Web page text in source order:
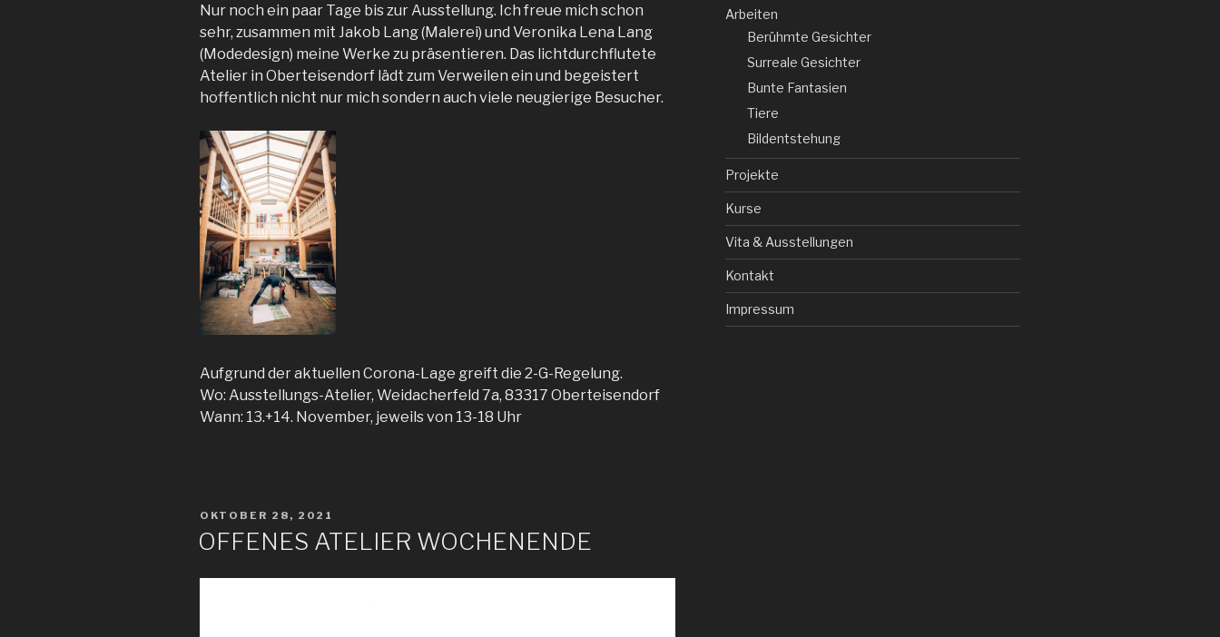
Nur noch ein paar Tage bis zur Ausstellung. Ich freue mich schon
sehr, zusammen mit Jakob Lang (Malerei) und Veronika Lena Lang
(Modedesign) meine Werke zu präsentieren. Das lichtdurchflutete
Atelier in Oberteisendorf lädt zum Verweilen ein und begeistert
hoffentlich nicht nur mich sondern auch viele neugierige Besucher.
Aufgrund der aktuellen Corona-Lage greift die 2-G-Regelung.
Wo: Ausstellungs-Atelier, Weidacherfeld 7a, 83317 Oberteisendorf
Wann: 13.+14. November, jeweils von 13-18 Uhr
VERÖFFENTLICHT
OKTOBER 28, 2021
OFFENES ATELIER WOCHENENDE
Arbeiten
Berühmte Gesichter
Surreale Gesichter
Bunte Fantasien
Tiere
Bildentstehung
Projekte
Kurse
Vita & Ausstellungen
Kontakt
Impressum